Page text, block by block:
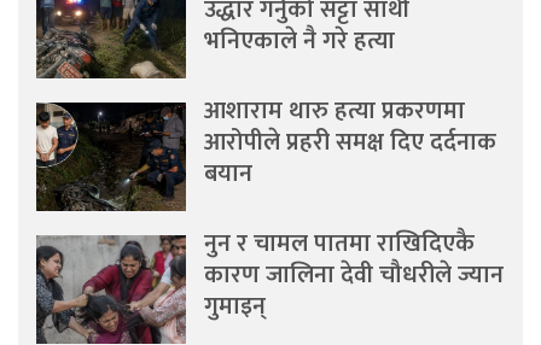
उद्धार गर्नुको सट्टा साथी
भनिएकाले नै गरे हत्या
आशाराम थारु हत्या प्रकरणमा
आरोपीले प्रहरी समक्ष दिए दर्दनाक
बयान
नुन र चामल पातमा राखिदिएकै
कारण जालिना देवी चौधरीले ज्यान
गुमाइन्